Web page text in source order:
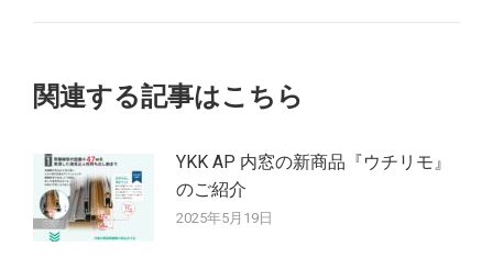
シ
ョ
ン
関連する記事はこちら
YKK AP 内窓の新商品『ウチリモ』
のご紹介
2025年5月19日